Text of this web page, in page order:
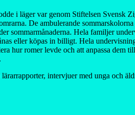
i läger var genom Stiftelsen Svensk
De ambulerande
sommarmånaderna. Hela familjer
eller köpas in billigt. Hela
hur romer levde och att anpassa
intervjuer med unga och